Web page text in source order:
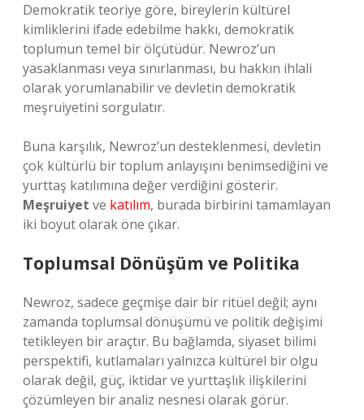
Demokratik teoriye göre, bireylerin kültürel
kimliklerini ifade edebilme hakkı, demokratik
toplumun temel bir ölçütüdür. Newroz’un
yasaklanması veya sınırlanması, bu hakkın ihlali
olarak yorumlanabilir ve devletin demokratik
meşruiyetini sorgulatır.
Buna karşılık, Newroz’un desteklenmesi, devletin
çok kültürlü bir toplum anlayışını benimsediğini ve
yurttaş katılımına değer verdiğini gösterir.
Meşruiyet ve katılım, burada birbirini tamamlayan
iki boyut olarak öne çıkar.
Toplumsal Dönüşüm ve Politika
Newroz, sadece geçmişe dair bir ritüel değil; aynı
zamanda toplumsal dönüşümü ve politik değişimi
tetikleyen bir araçtır. Bu bağlamda, siyaset bilimi
perspektifi, kutlamaları yalnızca kültürel bir olgu
olarak değil, güç, iktidar ve yurttaşlık ilişkilerini
çözümleyen bir analiz nesnesi olarak görür.